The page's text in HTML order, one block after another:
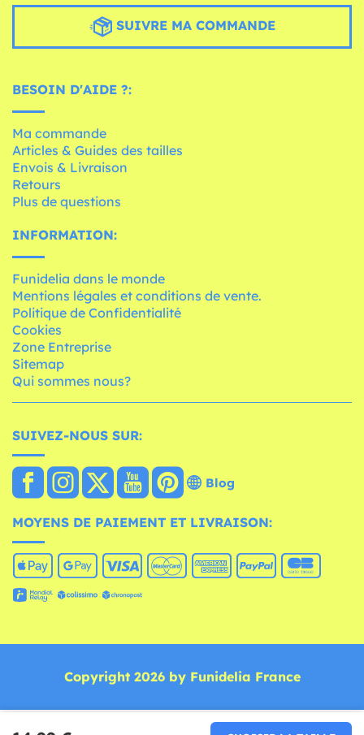
SUIVRE MA COMMANDE
BESOIN D'AIDE ?:
Ma commande
Articles & Guides des tailles
Envois & Livraison
Retours
Plus de questions
INFORMATION:
Funidelia dans le monde
Mentions légales et conditions de vente.
Politique de Confidentialité
Cookies
Zone Entreprise
Sitemap
Qui sommes nous?
SUIVEZ-NOUS SUR:
Blog
MOYENS DE PAIEMENT ET LIVRAISON:
Copyright 2026 by Funidelia France